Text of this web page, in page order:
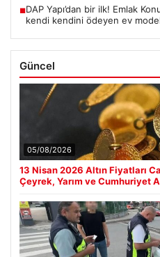
■DAP Yapı’dan bir ilk! Emlak
kendi kendini ödeyen ev
Güncel
05/08/2026
13 Nisan 2026 Altın Fiyatları
Çeyrek, Yarım ve Cumhuriyet